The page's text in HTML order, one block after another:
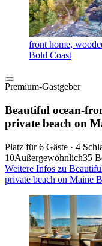
front home,
Bold Coast
Premium-Gastgeber
Beautiful ocean-
private beach on
Platz für 6 Gäste · 4
10Außergewöhnlich35
Weitere Infos zu
private beach on Maine